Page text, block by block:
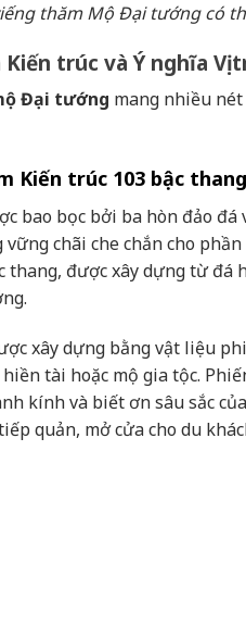
thăm Mộ Đại tướng có
trúc và Ý nghĩa Vị
Đại tướng mang nhiều
Kiến trúc 103 bậc thang
bao bọc bởi ba hòn đảo
vững chãi che chắn cho
thang, được xây dựng từ
xây dựng bằng vật liệu
hiền tài hoặc mộ gia tộc.
kính và biết ơn sâu sắc
quản, mở cửa cho du